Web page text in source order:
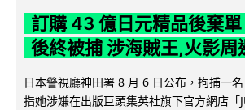
訂購 43 億日元精品後棄
後終被捕 涉海賊王,火影周
日本警視廳神田署 8 月 6 日公布，拘捕一
指她涉嫌在出版巨頭集英社旗下官方網店「